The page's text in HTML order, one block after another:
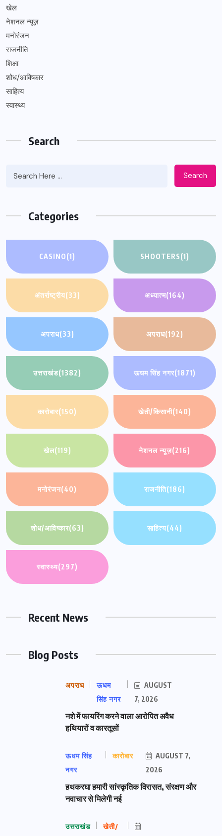
खेल
नेशनल न्यूज़
मनोरंजन
राजनीति
शिक्षा
शोध/आविष्कार
साहित्य
स्वास्थ्य
Search
Search
Categories
CASINO(1) SHOOTERS(1)
अंतर्राष्ट्रीय(33) अध्यात्म(164)
अपराध(33) अपराध(192)
उत्तराखंड(1382) ऊधम सिंह नगर(1871)
कारोबार(150) खेती/किसानी(140)
खेल(119) नेशनल न्यूज़(216)
मनोरंजन(40) राजनीति(186)
शोध/आविष्कार(63) साहित्य(44)
स्वास्थ्य(297)
Recent News
Blog Posts
अपराध
ऊधम
सिंह नगर
AUGUST
7, 2026
नशे में फायरिंग करने वाला आरोपित अवैध
हथियारों व कारतूसों
ऊधम सिंह
नगर
कारोबार
AUGUST 7,
2026
हथकरघा हमारी सांस्कृतिक विरासत, संरक्षण और
नवाचार से मिलेगी नई
उत्तराखंड
खेती/